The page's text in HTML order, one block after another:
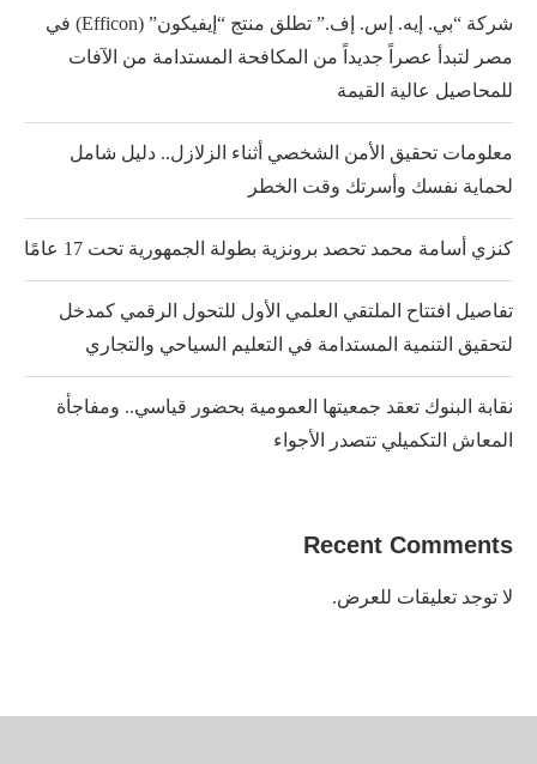
شركة “بي. إيه. إس. إف.” تطلق منتج “إيفيكون” (Efficon) في
مصر لتبدأ عصراً جديداً من المكافحة المستدامة من الآفات
للمحاصيل عالية القيمة
معلومات تحقيق الأمن الشخصي أثناء الزلازل.. دليل شامل
لحماية نفسك وأسرتك وقت الخطر
كنزي أسامة محمد تحصد برونزية بطولة الجمهورية تحت 17 عامًا
تفاصيل افتتاح الملتقي العلمي الأول للتحول الرقمي كمدخل
لتحقيق التنمية المستدامة في التعليم السياحي والتجاري
نقابة البنوك تعقد جمعيتها العمومية بحضور قياسي.. ومفاجأة
المعاش التكميلي تتصدر الأجواء
Recent Comments
لا توجد تعليقات للعرض.